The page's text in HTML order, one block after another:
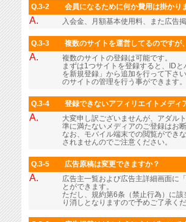
Q.3-2 会員になるために何か費用は掛かり
A. 入会金、月額基本使用料、また広告
Q.3-3 複数のサイトを運営してるのですが
A.
複数のサイトの登録は可能です。
まずは1つサイトを登録すると、ID
を新規登録」から追加を行って下さ
のサイトの管理を行う事ができます。
Q.3-4 登録できないアフィリエイトメディ
A.
大変申し訳ございませんが、アダル
準に満たないメディアのご登録はお
なお、モバイル端末での閲覧ができ
されませんのでご注意ください。
Q.3-5 広告原稿は変更できますか？
A.
広告主一覧および広告主詳細画面に
とができます。
ただし、規約第6条（禁止行為）に
り消しとなりますので予めご了承くだ